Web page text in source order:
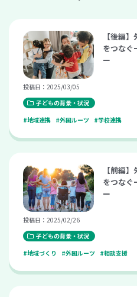
【後編
をつなぐ
ー
投稿日：2025/03/05
子どもの背景・状況
#地域連携
#外国ルーツ #学校連携
【前編
をつなぐ
ー
投稿日：2025/02/26
子どもの背景・状況
#地域づくり
#外国ルーツ #相談支援